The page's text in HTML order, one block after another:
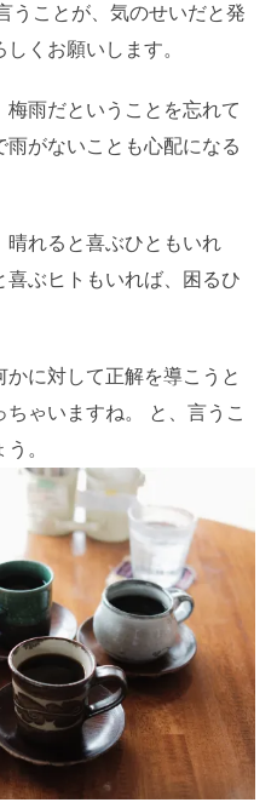
うことが、気のせいだと発
くお願いします。
雨だということを忘れて
雨がないことも心配になる
晴れると喜ぶひともいれ
ぶヒトもいれば、困るひ
に対して正解を導こうと
ゃいますね。 と、言うこ
。